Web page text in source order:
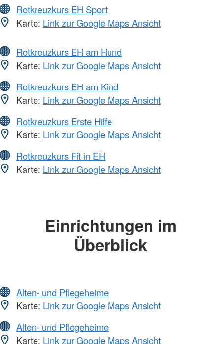
Rotkreuzkurs EH Sport
Karte: Link zur Google Maps Ansicht
Rotkreuzkurs EH am Hund
Karte: Link zur Google Maps Ansicht
Rotkreuzkurs EH am Kind
Karte: Link zur Google Maps Ansicht
Rotkreuzkurs Erste Hilfe
Karte: Link zur Google Maps Ansicht
Rotkreuzkurs Fit in EH
Karte: Link zur Google Maps Ansicht
Einrichtungen im
Überblick
Alten- und Pflegeheime
Karte: Link zur Google Maps Ansicht
Alten- und Pflegeheime
Karte: Link zur Google Maps Ansicht